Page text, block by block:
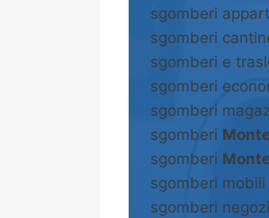
sgomberi
sgomberi
sgomberi e
sgomberi
sgomberi
sgomberi
sgomberi
sgomberi mobili
sgomberi negozi